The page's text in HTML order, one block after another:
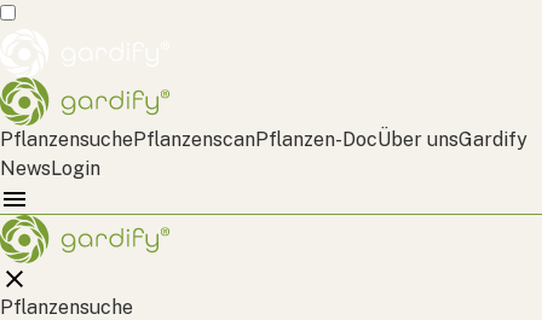
PflanzensuchePflanzenscanPflanzen-DocÜber unsGardify
NewsLogin
Pflanzensuche